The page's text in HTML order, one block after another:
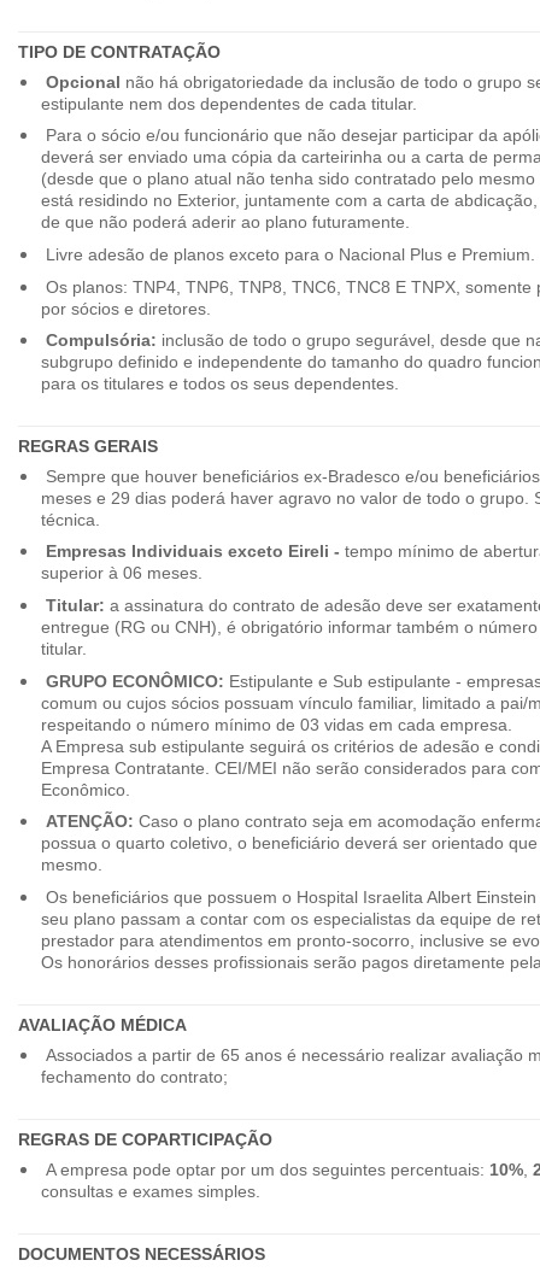
TIPO DE CONTRATAÇÃO
Opcional não há obrigatoriedade da inclusão de todo o grupo
estipulante nem dos dependentes de cada titular.
Para o sócio e/ou funcionário que não desejar participar da
deverá ser enviado uma cópia da carteirinha ou a carta de
(desde que o plano atual não tenha sido contratado pelo
está residindo no Exterior, juntamente com a carta de
de que não poderá aderir ao plano futuramente.
Livre adesão de planos exceto para o Nacional Plus e Premium.
Os planos: TNP4, TNP6, TNP8, TNC6, TNC8 E TNPX,
por sócios e diretores.
Compulsória: inclusão de todo o grupo segurável, desde que
subgrupo definido e independente do tamanho do quadro
para os titulares e todos os seus dependentes.
REGRAS GERAIS
Sempre que houver beneficiários ex-Bradesco e/ou
meses e 29 dias poderá haver agravo no valor de todo o grupo.
técnica.
Empresas Individuais exceto Eireli - tempo mínimo de
superior à 06 meses.
Titular: a assinatura do contrato de adesão deve ser
entregue (RG ou CNH), é obrigatório informar também o
titular.
GRUPO ECONÔMICO: Estipulante e Sub estipulante -
comum ou cujos sócios possuam vínculo familiar, limitado a pai/
respeitando o número mínimo de 03 vidas em cada empresa.
A Empresa sub estipulante seguirá os critérios de adesão e
Empresa Contratante. CEI/MEI não serão considerados para
Econômico.
ATENÇÃO: Caso o plano contrato seja em acomodação
possua o quarto coletivo, o beneficiário deverá ser orientado
mesmo.
Os beneficiários que possuem o Hospital Israelita Albert
seu plano passam a contar com os especialistas da equipe de
prestador para atendimentos em pronto-socorro, inclusive se
Os honorários desses profissionais serão pagos diretamente
AVALIAÇÃO MÉDICA
Associados a partir de 65 anos é necessário realizar avaliação
fechamento do contrato;
REGRAS DE COPARTICIPAÇÃO
A empresa pode optar por um dos seguintes percentuais: 10%,
consultas e exames simples.
DOCUMENTOS NECESSÁRIOS